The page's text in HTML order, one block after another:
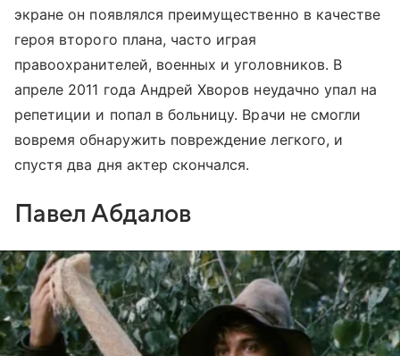
экране он появлялся преимущественно в качестве
героя второго плана, часто играя
правоохранителей, военных и уголовников. В
апреле 2011 года Андрей Хворов неудачно упал на
репетиции и попал в больницу. Врачи не смогли
вовремя обнаружить повреждение легкого, и
спустя два дня актер скончался.
Павел Абдалов